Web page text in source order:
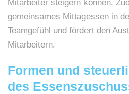
Mitarbeiter steigern können.
gemeinsames Mittagessen in
Teamgefühl und fördert den
Mitarbeitern.
Formen und
des